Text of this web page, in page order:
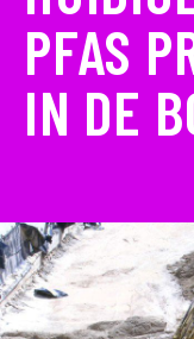
PFAS
IN DE